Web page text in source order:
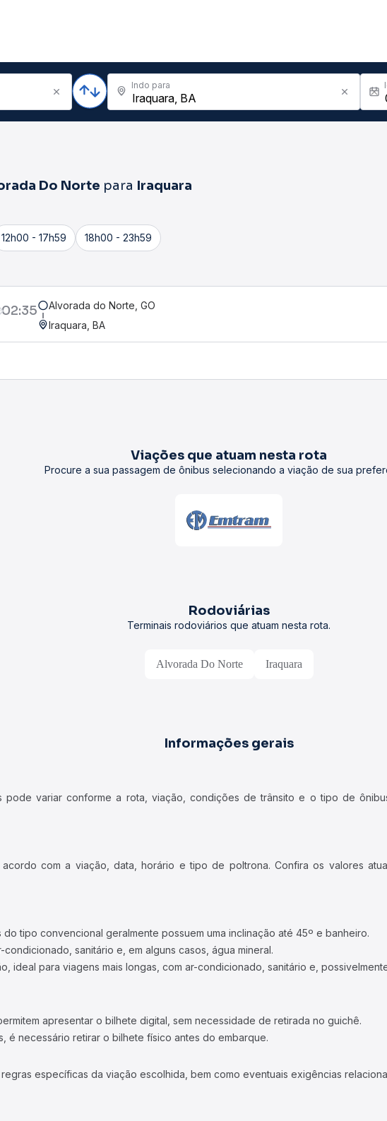
Indo para
Do Norte para Iraquara
12h00 - 17h59 18h00 - 23h59
02:35
Alvorada do Norte, GO
Iraquara, BA
Viações que atuam nesta rota
Procure a sua passagem de ônibus selecionando a viação de sua
Rodoviárias
Terminais rodoviários que atuam nesta rota.
Alvorada Do Norte Iraquara
Informações gerais
variar conforme a rota, viação, condições de trânsito e o tipo de
com a viação, data, horário e tipo de poltrona. Confira os valores
tipo convencional geralmente possuem uma inclinação até 45º e banheiro.
sanitário e, em alguns casos, água mineral.
ideal para viagens mais longas, com ar-condicionado, sanitário e,
apresentar o bilhete digital, sem necessidade de retirada no guichê.
é necessário retirar o bilhete físico antes do embarque.
específicas da viação escolhida, bem como eventuais exigências